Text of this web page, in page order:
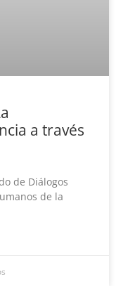
a través
de Diálogos
de la